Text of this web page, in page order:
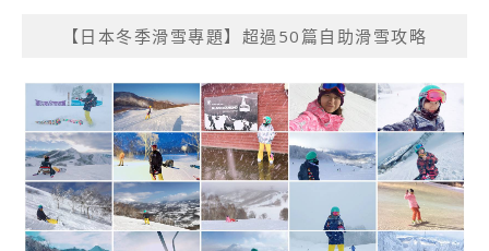
【日本冬季滑雪專題】超過50篇自助滑雪攻略